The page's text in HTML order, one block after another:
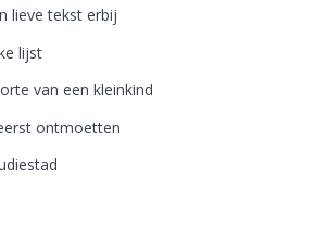
lieve tekst erbij
lijst
van een kleinkind
ontmoetten